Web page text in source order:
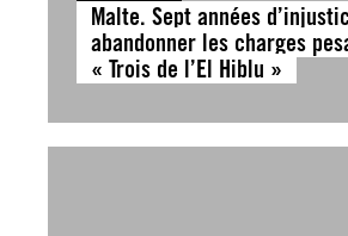
Malte. Sept années
abandonner les charges
« Trois de l’El Hiblu »